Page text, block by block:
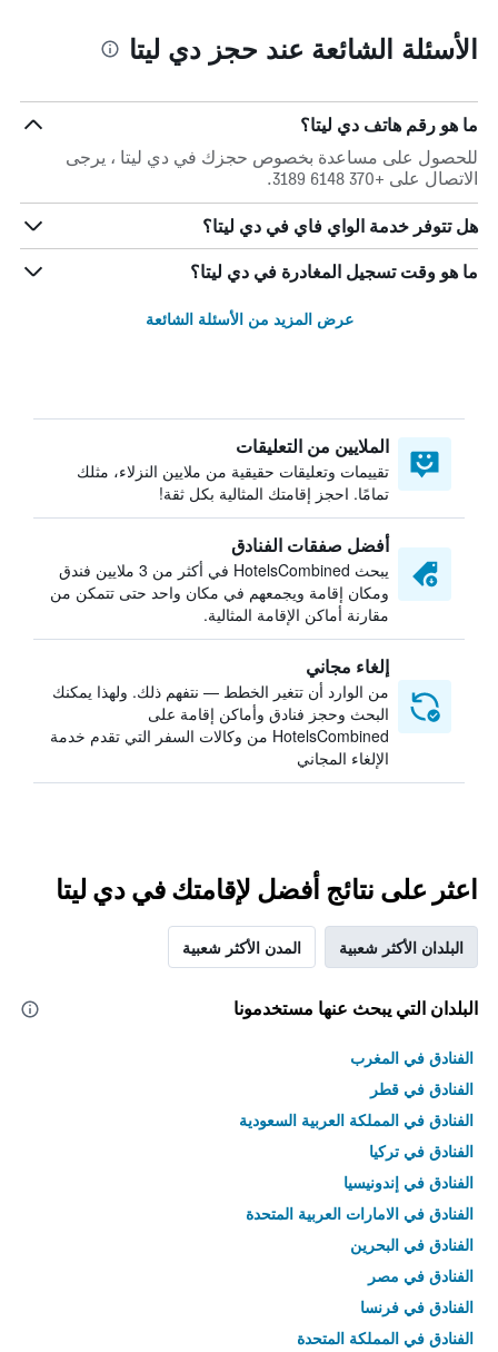
الأسئلة الشائعة عند حجز دي ليتا
ما هو رقم هاتف دي ليتا؟
للحصول على مساعدة بخصوص حجزك في دي ليتا ، يرجى
الاتصال على +370 6148 3189.
هل تتوفر خدمة الواي فاي في دي ليتا؟
ما هو وقت تسجيل المغادرة في دي ليتا؟
عرض المزيد من الأسئلة الشائعة
الملايين من التعليقات
تقييمات وتعليقات حقيقية من ملايين النزلاء، مثلك
تمامًا. احجز إقامتك المثالية بكل ثقة!
أفضل صفقات الفنادق
يبحث HotelsCombined في أكثر من 3 ملايين فندق
ومكان إقامة ويجمعهم في مكان واحد حتى تتمكن من
مقارنة أماكن الإقامة المثالية.
إلغاء مجاني
من الوارد أن تتغير الخطط — نتفهم ذلك. ولهذا يمكنك
البحث وحجز فنادق وأماكن إقامة على
HotelsCombined من وكالات السفر التي تقدم خدمة
الإلغاء المجاني
اعثر على نتائج أفضل لإقامتك في دي ليتا
البلدان الأكثر شعبية المدن الأكثر شعبية
البلدان التي يبحث عنها مستخدمونا
الفنادق في المغرب
الفنادق في قطر
الفنادق في المملكة العربية السعودية
الفنادق في تركيا
الفنادق في إندونيسيا
الفنادق في الامارات العربية المتحدة
الفنادق في البحرين
الفنادق في مصر
الفنادق في فرنسا
الفنادق في المملكة المتحدة